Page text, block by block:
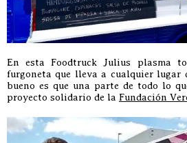
En esta Foodtruck Julius plasma
furgoneta que lleva a cualquier lugar
bueno es que una parte de todo lo
proyecto solidario de la Fundación